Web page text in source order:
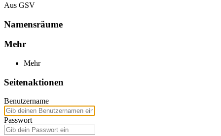
Aus GSV
Namensräume
Mehr
Mehr
Seitenaktionen
Benutzername
Passwort